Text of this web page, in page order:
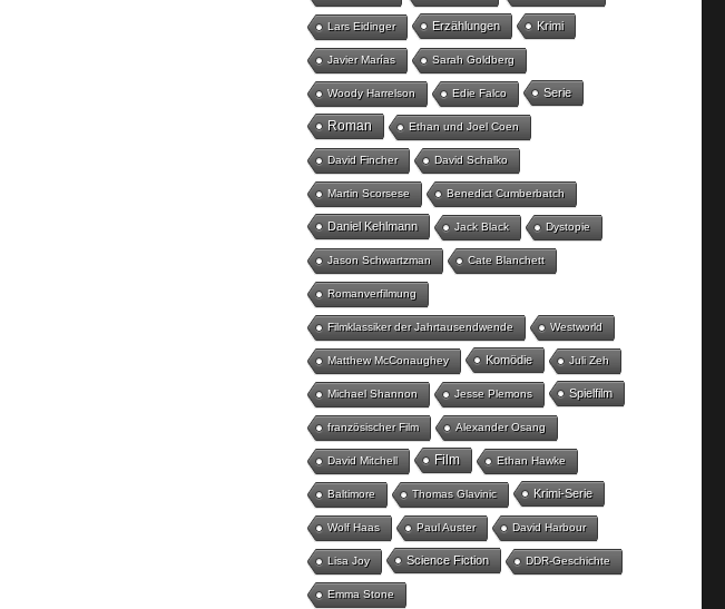
Lars Eidinger Erzählungen Krimi
Javier Marías Sarah Goldberg
Woody Harrelson Edie Falco Serie
Roman Ethan und Joel Coen
David Fincher David Schalko
Martin Scorsese Benedict Cumberbatch
Daniel Kehlmann Jack Black Dystopie
Jason Schwartzman Cate Blanchett
Romanverfilmung
Filmklassiker der Jahrtausendwende Westworld
Matthew McConaughey Komödie Juli Zeh
Michael Shannon Jesse Plemons Spielfilm
französischer Film Alexander Osang
David Mitchell Film Ethan Hawke
Baltimore Thomas Glavinic Krimi-Serie
Wolf Haas Paul Auster David Harbour
Lisa Joy Science Fiction DDR-Geschichte
Emma Stone